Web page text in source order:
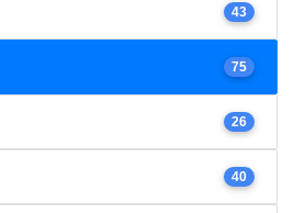
43
75
26
40